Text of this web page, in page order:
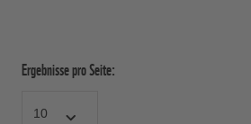
Ergebnisse pro Seite: